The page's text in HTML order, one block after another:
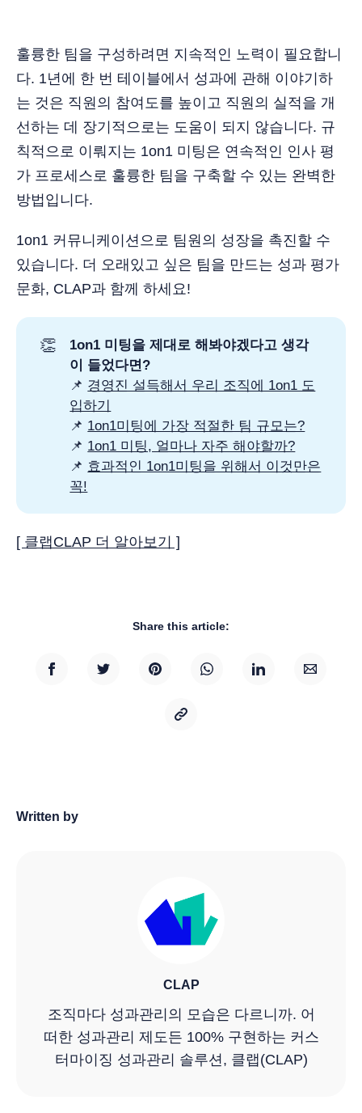
훌륭한 팀을 구성하려면 지속적인 노력이 필요합니
다. 1년에 한 번 테이블에서 성과에 관해 이야기하
는 것은 직원의 참여도를 높이고 직원의 실적을 개
선하는 데 장기적으로는 도움이 되지 않습니다. 규
칙적으로 이뤄지는 1on1 미팅은 연속적인 인사 평
가 프로세스로 훌륭한 팀을 구축할 수 있는 완벽한
방법입니다.
1on1 커뮤니케이션으로 팀원의 성장을 촉진할 수
있습니다. 더 오래있고 싶은 팀을 만드는 성과 평가
문화, CLAP과 함께 하세요!
👏
1on1 미팅을 제대로 해봐야겠다고 생각
이 들었다면?
📌 경영진 설득해서 우리 조직에 1on1 도
입하기
📌 1on1미팅에 가장 적절한 팀 규모는?
📌 1on1 미팅, 얼마나 자주 해야할까?
📌 효과적인 1on1미팅을 위해서 이것만은
꼭!
[ 클랩CLAP 더 알아보기 ]
Share this article:
Written by
CLAP
조직마다 성과관리의 모습은 다르니까. 어
떠한 성과관리 제도든 100% 구현하는 커스
터마이징 성과관리 솔루션, 클랩(CLAP)